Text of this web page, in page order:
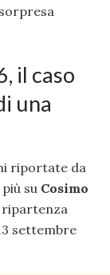
il caso
una
riportate da
su Cosimo
ripartenza
settembre